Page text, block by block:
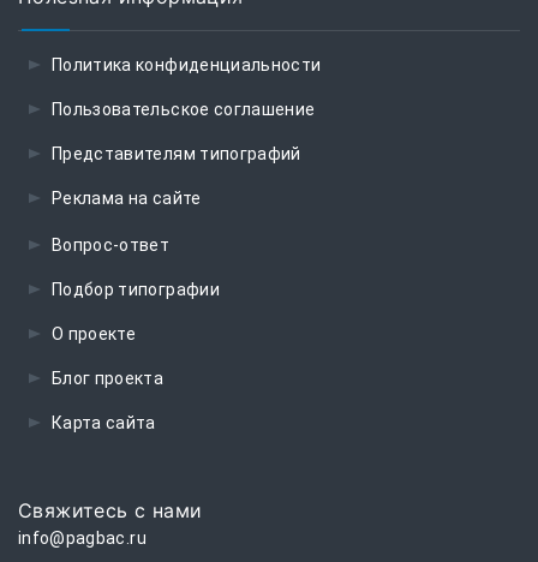
Политика конфиденциальности
Пользовательское соглашение
Представителям типографий
Реклама на сайте
Вопрос-ответ
Подбор типографии
О проекте
Блог проекта
Карта сайта
Свяжитесь с нами
info@pagbac.ru